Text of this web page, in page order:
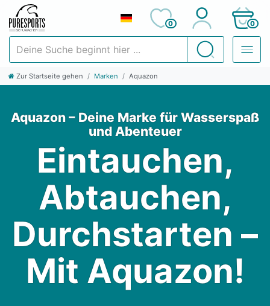
Suchen
0 0
Zur Startseite gehen Marken Aquazon
Aquazon – Deine Marke für Wasserspaß
und Abenteuer
Eintauchen,
Abtauchen,
Durchstarten –
Mit Aquazon!